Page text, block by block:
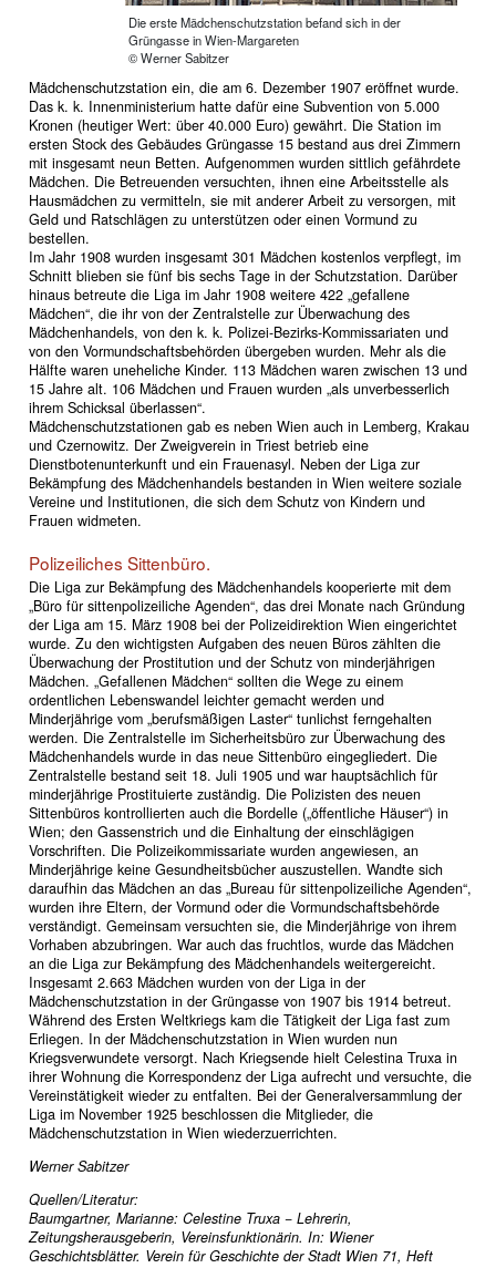
Die erste Mädchenschutzstation befand sich in der
Grüngasse in Wien-Margareten
© Werner Sabitzer
Mädchenschutzstation ein, die am 6. Dezember 1907 eröffnet wurde.
Das k. k. Innenministerium hatte dafür eine Subvention von 5.000
Kronen (heutiger Wert: über 40.000 Euro) gewährt. Die Station im
ersten Stock des Gebäudes Grüngasse 15 bestand aus drei Zimmern
mit insgesamt neun Betten. Aufgenommen wurden sittlich gefährdete
Mädchen. Die Betreuenden versuchten, ihnen eine Arbeitsstelle als
Hausmädchen zu vermitteln, sie mit anderer Arbeit zu versorgen, mit
Geld und Ratschlägen zu unterstützen oder einen Vormund zu
bestellen.
Im Jahr 1908 wurden insgesamt 301 Mädchen kostenlos verpflegt, im
Schnitt blieben sie fünf bis sechs Tage in der Schutzstation. Darüber
hinaus betreute die Liga im Jahr 1908 weitere 422 „gefallene
Mädchen“, die ihr von der Zentralstelle zur Überwachung des
Mädchenhandels, von den k. k. Polizei-Bezirks-Kommissariaten und
von den Vormundschaftsbehörden übergeben wurden. Mehr als die
Hälfte waren uneheliche Kinder. 113 Mädchen waren zwischen 13 und
15 Jahre alt. 106 Mädchen und Frauen wurden „als unverbesserlich
ihrem Schicksal überlassen“.
Mädchenschutzstationen gab es neben Wien auch in Lemberg, Krakau
und Czernowitz. Der Zweigverein in Triest betrieb eine
Dienstbotenunterkunft und ein Frauenasyl. Neben der Liga zur
Bekämpfung des Mädchenhandels bestanden in Wien weitere soziale
Vereine und Institutionen, die sich dem Schutz von Kindern und
Frauen widmeten.
Polizeiliches Sittenbüro.
Die Liga zur Bekämpfung des Mädchenhandels kooperierte mit dem
„Büro für sittenpolizeiliche Agenden“, das drei Monate nach Gründung
der Liga am 15. März 1908 bei der Polizeidirektion Wien eingerichtet
wurde. Zu den wichtigsten Aufgaben des neuen Büros zählten die
Überwachung der Prostitution und der Schutz von minderjährigen
Mädchen. „Gefallenen Mädchen“ sollten die Wege zu einem
ordentlichen Lebenswandel leichter gemacht werden und
Minderjährige vom „berufsmäßigen Laster“ tunlichst ferngehalten
werden. Die Zentralstelle im Sicherheitsbüro zur Überwachung des
Mädchenhandels wurde in das neue Sittenbüro eingegliedert. Die
Zentralstelle bestand seit 18. Juli 1905 und war hauptsächlich für
minderjährige Prostituierte zuständig. Die Polizisten des neuen
Sittenbüros kontrollierten auch die Bordelle („öffentliche Häuser“) in
Wien; den Gassenstrich und die Einhaltung der einschlägigen
Vorschriften. Die Polizeikommissariate wurden angewiesen, an
Minderjährige keine Gesundheitsbücher auszustellen. Wandte sich
daraufhin das Mädchen an das „Bureau für sittenpolizeiliche Agenden“,
wurden ihre Eltern, der Vormund oder die Vormundschaftsbehörde
verständigt. Gemeinsam versuchten sie, die Minderjährige von ihrem
Vorhaben abzubringen. War auch das fruchtlos, wurde das Mädchen
an die Liga zur Bekämpfung des Mädchenhandels weitergereicht.
Insgesamt 2.663 Mädchen wurden von der Liga in der
Mädchenschutzstation in der Grüngasse von 1907 bis 1914 betreut.
Während des Ersten Weltkriegs kam die Tätigkeit der Liga fast zum
Erliegen. In der Mädchenschutzstation in Wien wurden nun
Kriegsverwundete versorgt. Nach Kriegsende hielt Celestina Truxa in
ihrer Wohnung die Korrespondenz der Liga aufrecht und versuchte, die
Vereinstätigkeit wieder zu entfalten. Bei der Generalversammlung der
Liga im November 1925 beschlossen die Mitglieder, die
Mädchenschutzstation in Wien wiederzuerrichten.
Werner Sabitzer
Quellen/Literatur:
Baumgartner, Marianne: Celestine Truxa − Lehrerin,
Zeitungsherausgeberin, Vereinsfunktionärin. In: Wiener
Geschichtsblätter. Verein für Geschichte der Stadt Wien 71, Heft